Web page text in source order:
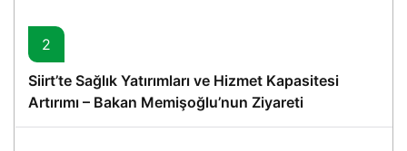
2
Siirt’te Sağlık Yatırımları ve Hizmet Kapasitesi
Artırımı – Bakan Memişoğlu’nun Ziyareti